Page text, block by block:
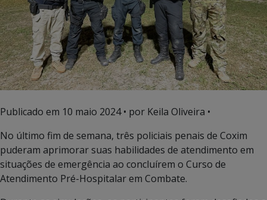
Publicado em 10 maio 2024• por Keila Oliveira •
No último fim de semana, três policiais penais de Coxim
puderam aprimorar suas habilidades de atendimento em
situações de emergência ao concluírem o Curso de
Atendimento Pré-Hospitalar em Combate.